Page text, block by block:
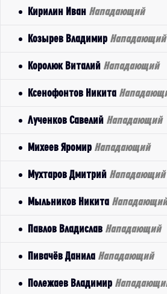
Кирилин Иван Нападающий
Козырев Владимир Нападающий
Королюк Виталий Нападающий
Ксенофонтов Никита
Лученков Савелий Нападающий
Михеев Яромир Нападающий
Мухтаров Дмитрий Нападающий
Мыльников Никита Нападающий
Павлов Владислав Нападающий
Пивачёв Данила Нападающий
Полежаев Владимир